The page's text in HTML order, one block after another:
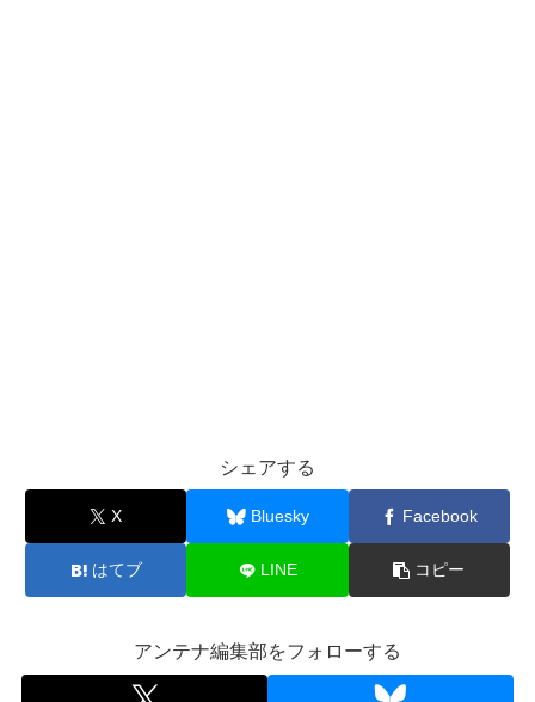
シェアする
X Bluesky Facebook
はてブ LINE コピー
アンテナ編集部をフォローする